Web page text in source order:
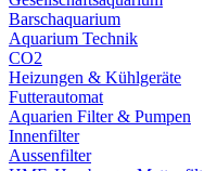
Barschaquarium
Aquarium Technik
CO2
Heizungen & Kühlgeräte
Futterautomat
Aquarien Filter & Pumpen
Innenfilter
Aussenfilter